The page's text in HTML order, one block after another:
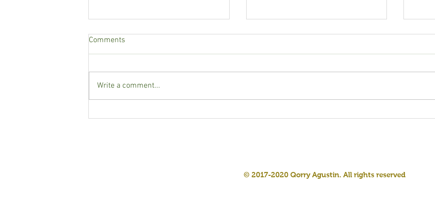
Comments
Write a comment...
© 2017-2020 QorryAgustin. All rights reserved